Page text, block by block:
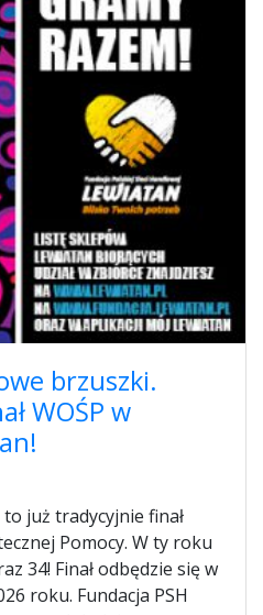
brzuszki.
WOŚP w
już tradycyjnie finał
Pomocy. W ty roku
34! Finał odbędzie się w
roku. Fundacja PSH